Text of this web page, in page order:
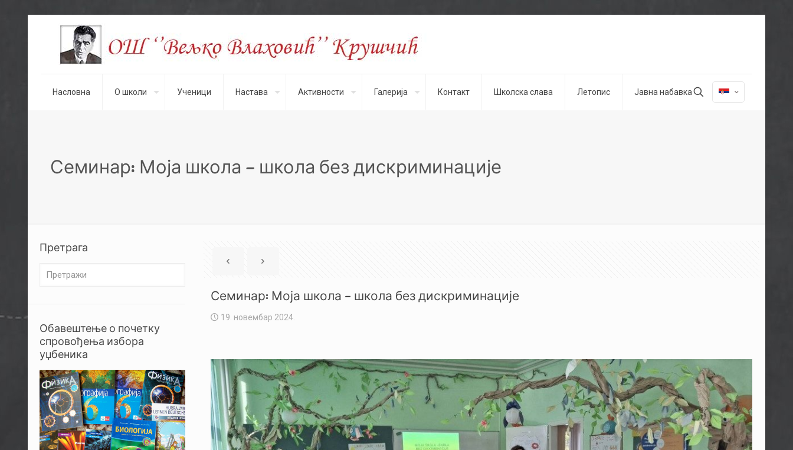
Насловна О школи Ученици Настава Активности Галерија Контакт Школска слава Летопис Јавна набавка
Семинар: Моја школа – школа без дискриминације
Семинар: Моја школа – школа без дискриминације
19. новембар 2024.
Претрага
Обавештење о почетку
спровођења избора
уџбеника